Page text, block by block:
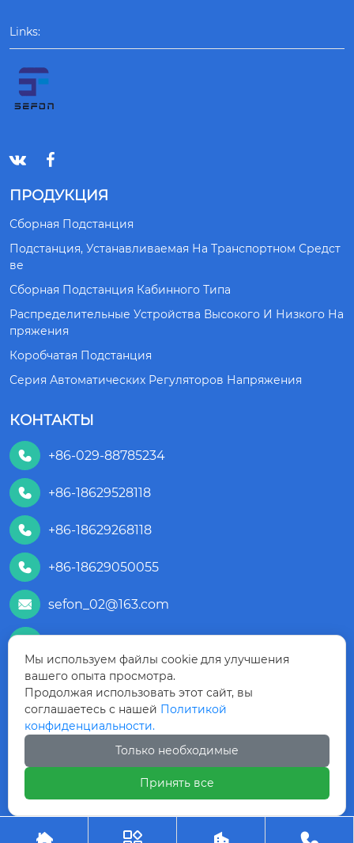
Links:
 
ПРОДУКЦИЯ
Сборная Подстанция
Подстанция, Устанавливаемая На Транспортном Средст
Ве
Сборная Подстанция Кабинного Типа
Распределительные Устройства Высокого И Низкого На
Пряжения
Коробчатая Подстанция
Серия Автоматических Регуляторов Напряжения
КОНТАКТЫ
 +86-029-88785234
 +86-18629528118
 +86-18629268118
 +86-18629050055
 sefon_02@163.com
 +86 18629528118

Комната 1506, корпус В, Международный
Баоде Юнгу, № 52, 1-я улица Джинье, Зона
высоких технологий, город Сиань,
провинция Шэньси, Китай
№ 108, Сихуа-роуд, район Циньду, Сяньян,
провинция Шэньси, Китай.
Мы используем файлы cookie для улучшения
вашего опыта просмотра.
Продолжая использовать этот сайт, вы
соглашаетесь с нашей Политикой
конфиденциальности.
Только необходимые
Принять все